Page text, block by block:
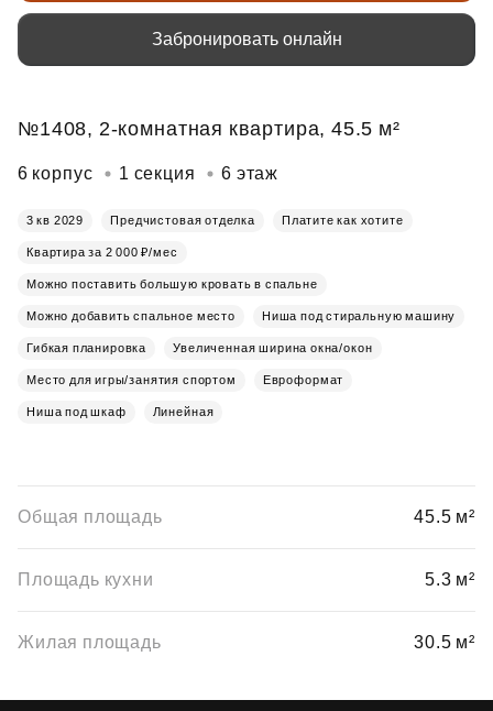
Забронировать онлайн
№1408, 2-комнатная квартира, 45.5 м²
6 корпус 1 секция 6 этаж
3 кв 2029 Предчистовая отделка Платите как хотите
Квартира за 2 000 ₽/мес
Можно поставить большую кровать в спальне
Можно добавить спальное место Ниша под стиральную машину
Гибкая планировка Увеличенная ширина окна/окон
Место для игры/занятия спортом Евроформат
Ниша под шкаф Линейная
Общая площадь 45.5 м²
Площадь кухни 5.3 м²
Жилая площадь 30.5 м²